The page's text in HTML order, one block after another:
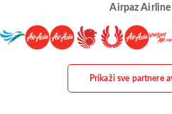
Airpaz
Prikaži sve partnere